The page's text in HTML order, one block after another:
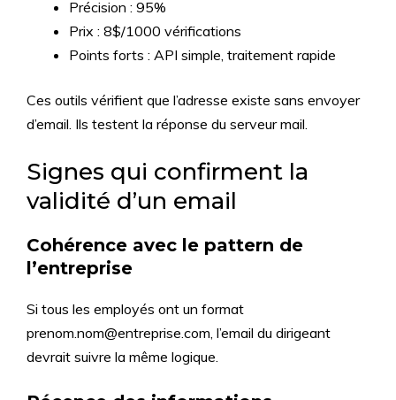
Précision : 95%
Prix : 8$/1000 vérifications
Points forts : API simple, traitement rapide
Ces outils vérifient que l’adresse existe sans envoyer
d’email. Ils testent la réponse du serveur mail.
Signes qui confirment la
validité d’un email
Cohérence avec le pattern de
l’entreprise
Si tous les employés ont un format
prenom.nom@entreprise.com, l’email du dirigeant
devrait suivre la même logique.